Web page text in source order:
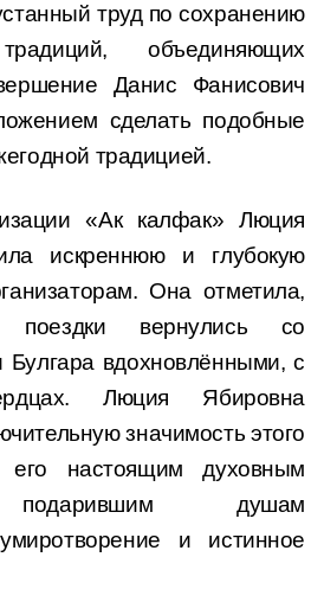
труд по сохранению
объединяющих
Данис Фанисович
сделать подобные
традицией.
«Ак калфак» Люция
искреннюю и глубокую
Она отметила,
поездки вернулись со
вдохновлёнными, с
Люция Ябировна
значимость этого
его настоящим духовным
подарившим душам
и истинное